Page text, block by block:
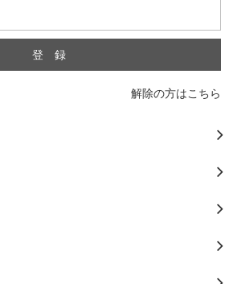
解除の方はこちら